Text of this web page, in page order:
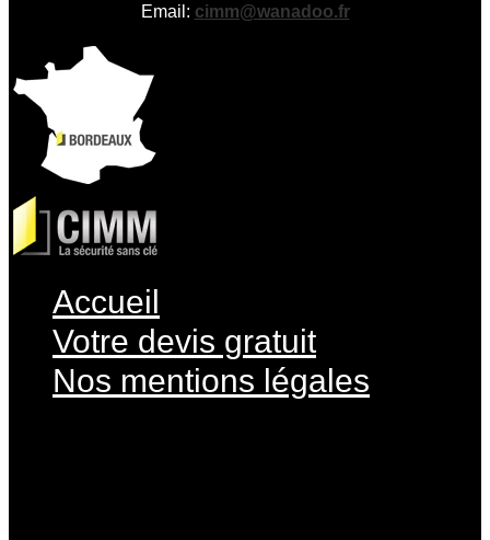
Email: cimm@wanadoo.fr
Accueil
Votre devis gratuit
Nos mentions légales